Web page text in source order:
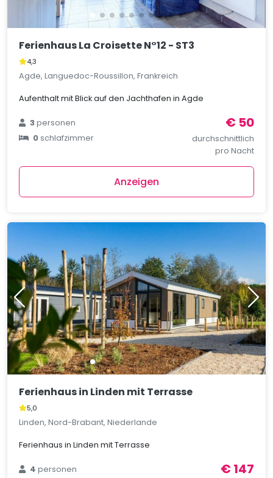
Ferienhaus La Croisette N°12 - ST3
4,3
Agde, Languedoc-Roussillon, Frankreich
Aufenthalt mit Blick auf den Jachthafen in Agde
3personen
0schlafzimmer
€ 50
durchschnittlich
pro Nacht
Anzeigen
Ferienhaus in Linden mit Terrasse
5,0
Linden, Nord-Brabant, Niederlande
Ferienhaus in Linden mit Terrasse
4personen
€ 147